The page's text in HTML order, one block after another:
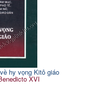
hy vọng Kitô giáo
XVI